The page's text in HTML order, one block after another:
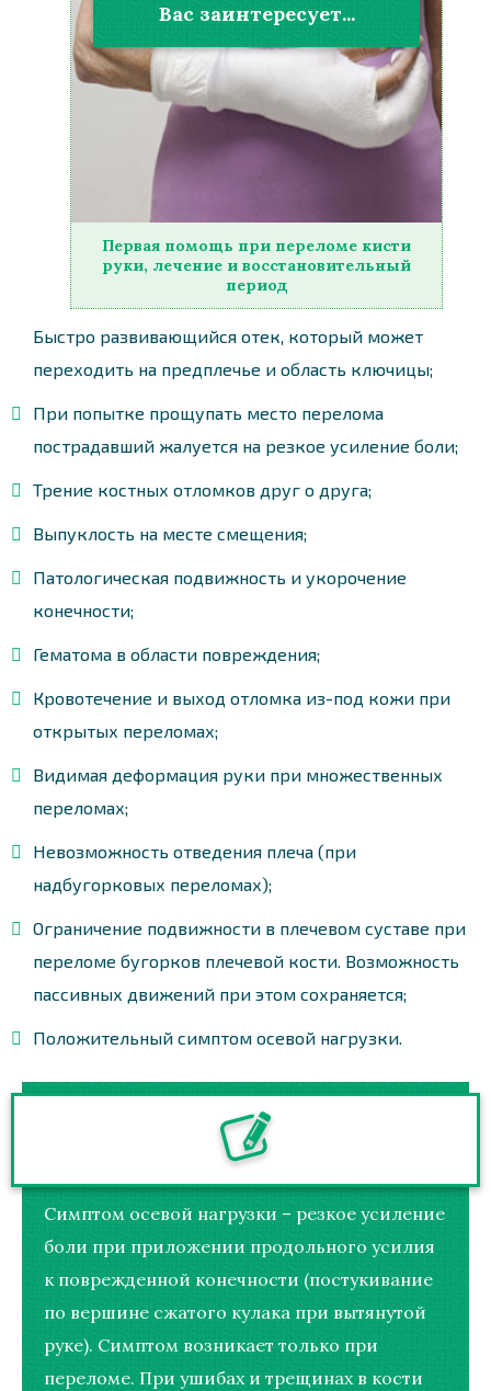
Вас заинтересует...
Первая помощь при переломе кисти
руки, лечение и восстановительный
период
Быстро развивающийся отек, который может
переходить на предплечье и область ключицы;
При попытке прощупать место перелома
пострадавший жалуется на резкое усиление боли;
Трение костных отломков друг о друга;
Выпуклость на месте смещения;
Патологическая подвижность и укорочение
конечности;
Гематома в области повреждения;
Кровотечение и выход отломка из-под кожи при
открытых переломах;
Видимая деформация руки при множественных
переломах;
Невозможность отведения плеча (при
надбугорковых переломах);
Ограничение подвижности в плечевом суставе при
переломе бугорков плечевой кости. Возможность
пассивных движений при этом сохраняется;
Положительный симптом осевой нагрузки.
Симптом осевой нагрузки – резкое усиление
боли при приложении продольного усилия
к поврежденной конечности (постукивание
по вершине сжатого кулака при вытянутой
руке). Симптом возникает только при
переломе. При ушибах и трещинах в кости